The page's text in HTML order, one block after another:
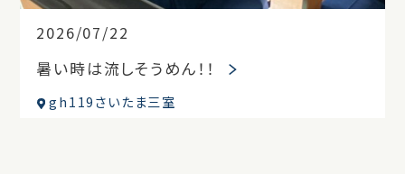
2026/07/22
暑い時は流しそうめん！！
gh119さいたま三室